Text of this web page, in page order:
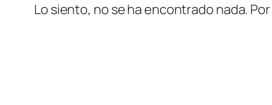
Lo siento, no se ha encontrado nada.